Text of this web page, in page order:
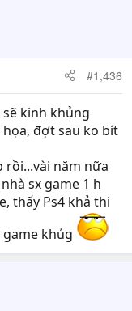
#1,436
kinh khủng
đợt sau ko bít
rồi...vài năm nữa
sx game 1 h
thấy Ps4 khả thi
game khủg